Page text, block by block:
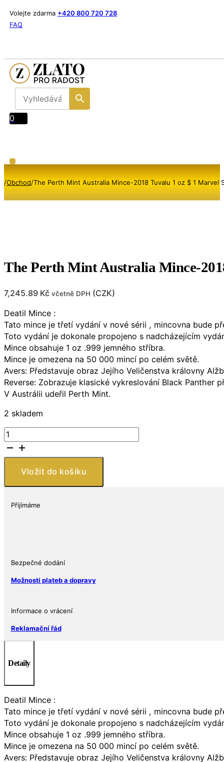
Volejte zdarma +420 800 720 728
FAQ
0
/Obchod/The Perth Mint Australia Mince-2018 Tuvalu 1 oz $ 1 Marvel
The Perth Mint Australia Mince-
7,245.89 Kč včetně DPH (CZK)
Deatil Mince :
Tato mince je třetí vydání v nové sérii , mincovna bude
Toto vydání je dokonale propojeno s nadcházejícím
Mince obsahuje 1 oz .999 jemného stříbra.
Mince je omezena na 50 000 mincí po celém světě.
Avers: Představuje obraz Jejího Veličenstva královny
Reverse: Zobrazuje klasické vykreslování Black Panther
V Austrálii udeřil Perth Mint.
2 skladem
The
Perth
Mint
Australia
2018
Tuvalu
Marvel
BLACK
Vložit do košíku
Přijímáme
Bezpečné dodání
Možnosti plateb a dopravy
Informace o vrácení
Reklamační řád
Detaily
Deatil Mince :
Tato mince je třetí vydání v nové sérii , mincovna bude
Toto vydání je dokonale propojeno s nadcházejícím
Mince obsahuje 1 oz .999 jemného stříbra.
Mince je omezena na 50 000 mincí po celém světě.
Avers: Představuje obraz Jejího Veličenstva královny